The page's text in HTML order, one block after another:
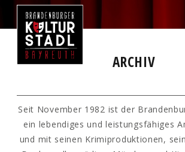
ARCHIV
Seit November 1982 ist der
ein lebendiges und leistungsfähiges
und mit seinen Krimiproduktionen,